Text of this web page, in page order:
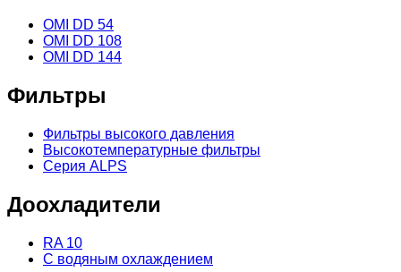
OMI DD 54
OMI DD 108
OMI DD 144
Фильтры
Фильтры высокого давления
Высокотемпературные фильтры
Серия ALPS
Доохладители
RA 10
С водяным охлаждением